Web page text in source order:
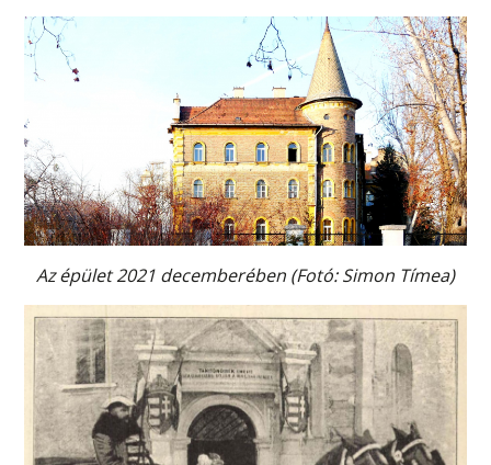
Az épület 2021 decemberében (Fotó: Simon Tímea)